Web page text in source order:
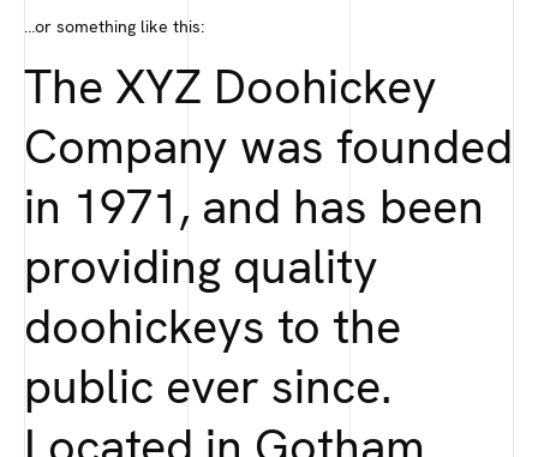
…or something like this:
The XYZ Doohickey
Company was founded
in 1971, and has been
providing quality
doohickeys to the
public ever since.